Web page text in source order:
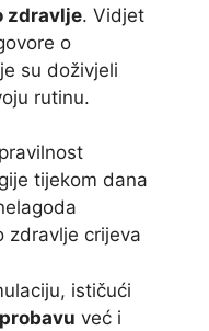
zdravlje. Vidjet
o
su doživjeli
rutinu.
tijekom dana
zdravlje crijeva
ističući
već i